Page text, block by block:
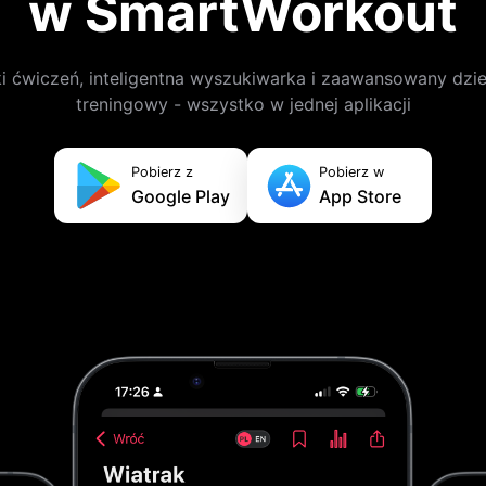
ćwiczeń, inteligentna wyszukiwarka i zaawansowany
treningowy - wszystko w jednej aplikacji
Pobierz z
Google Play
Pobierz w
App Store